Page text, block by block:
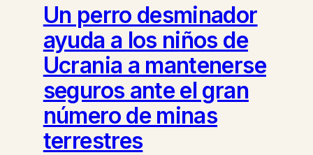
Un perro desminador
ayuda a los niños de
Ucrania a mantenerse
seguros ante el gran
número de minas
terrestres